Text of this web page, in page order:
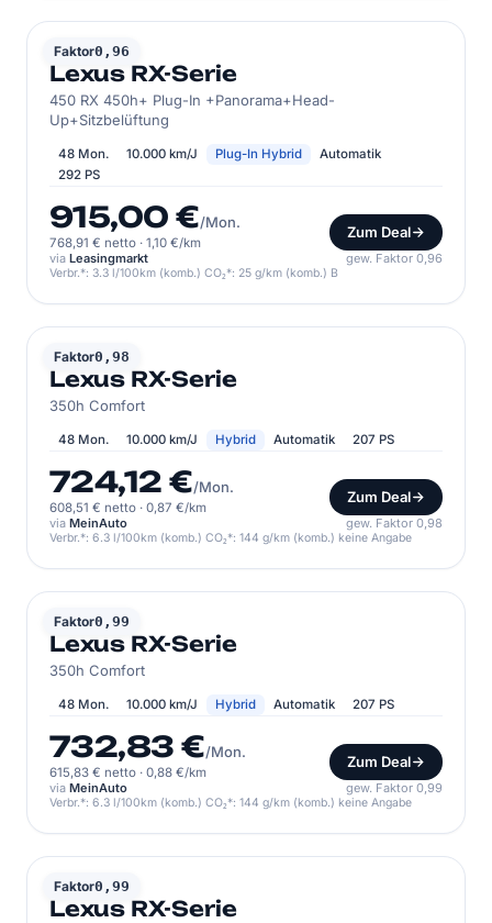
Faktor0,96
LEXUS
Lexus RX-Serie
450 RX 450h+ Plug-In +Panorama+Head-
Up+Sitzbelüftung
48 Mon. 10.000 km/J Plug-In Hybrid
Automatik
292 PS
915,00 €/Mon.
768,91 € netto · 1,10 €/km
Zum Deal
via Leasingmarkt gew. Faktor 0,96
Verbr.*: 3.3 l/100km (komb.) CO₂*: 25 g/km (komb.) B
Faktor0,98
LEXUS
Lexus RX-Serie
350h Comfort
48 Mon. 10.000 km/J Hybrid Automatik 207 PS
724,12 €/Mon.
608,51 € netto · 0,87 €/km
Zum Deal
via MeinAuto gew. Faktor 0,98
Verbr.*: 6.3 l/100km (komb.) CO₂*: 144 g/km (komb.) keine Angabe
Faktor0,99
LEXUS
Lexus RX-Serie
350h Comfort
48 Mon. 10.000 km/J Hybrid Automatik 207 PS
732,83 €/Mon.
615,83 € netto · 0,88 €/km
Zum Deal
via MeinAuto gew. Faktor 0,99
Verbr.*: 6.3 l/100km (komb.) CO₂*: 144 g/km (komb.) keine Angabe
Faktor0,99
LEXUS
Lexus RX-Serie